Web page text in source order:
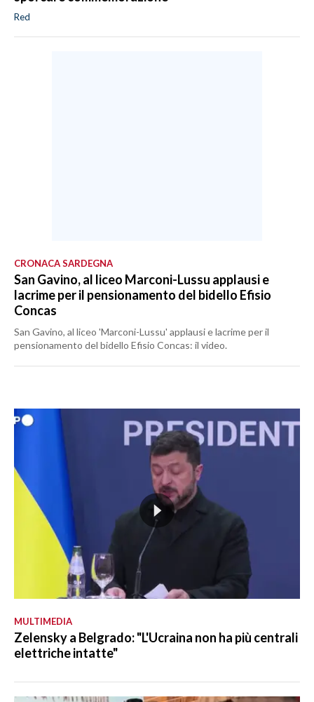
Red
CRONACA SARDEGNA
San Gavino, al liceo Marconi-Lussu applausi e
lacrime per il pensionamento del bidello Efisio
Concas
San Gavino, al liceo 'Marconi-Lussu' applausi e lacrime per il
pensionamento del bidello Efisio Concas: il video.
MULTIMEDIA
Zelensky a Belgrado: "L'Ucraina non ha più centrali
elettriche intatte"